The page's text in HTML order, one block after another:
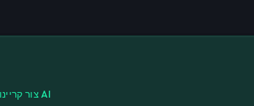
צור קריינות ושירים עם AI